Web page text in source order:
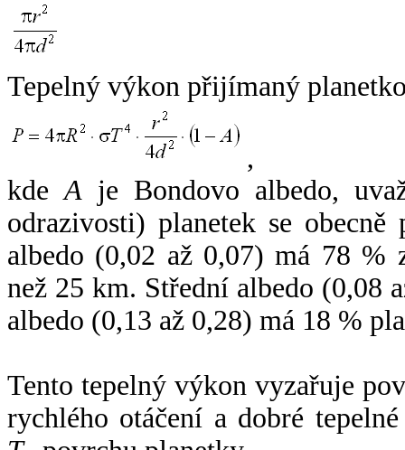
Tepelný výkon přijímaný
,
kdeA je Bondovo albedo,
odrazivosti) planetek se
albedo (0,02 až 0,07) má 78 %
než 25 km. Střední albedo (0,08
albedo (0,13 až 0,28) má 18 %
Tento tepelný výkon vyzařuje
rychlého otáčení a dobré